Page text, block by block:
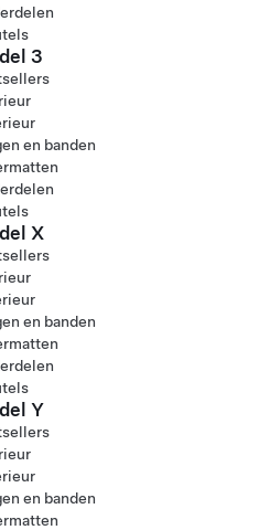
3
en banden
X
en banden
Y
en banden